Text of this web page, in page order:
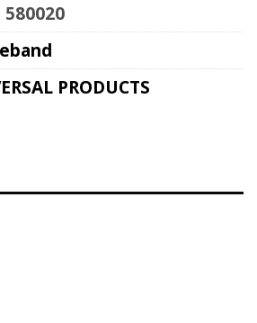
580020
PRODUCTS